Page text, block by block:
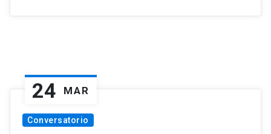
24 MAR
Conversatorio